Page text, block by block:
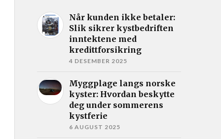
Når kunden ikke betaler:
Slik sikrer kystbedriften
inntektene med
kredittforsikring
4 DESEMBER 2025
Myggplage langs norske
kyster: Hvordan beskytte
deg under sommerens
kystferie
6 AUGUST 2025